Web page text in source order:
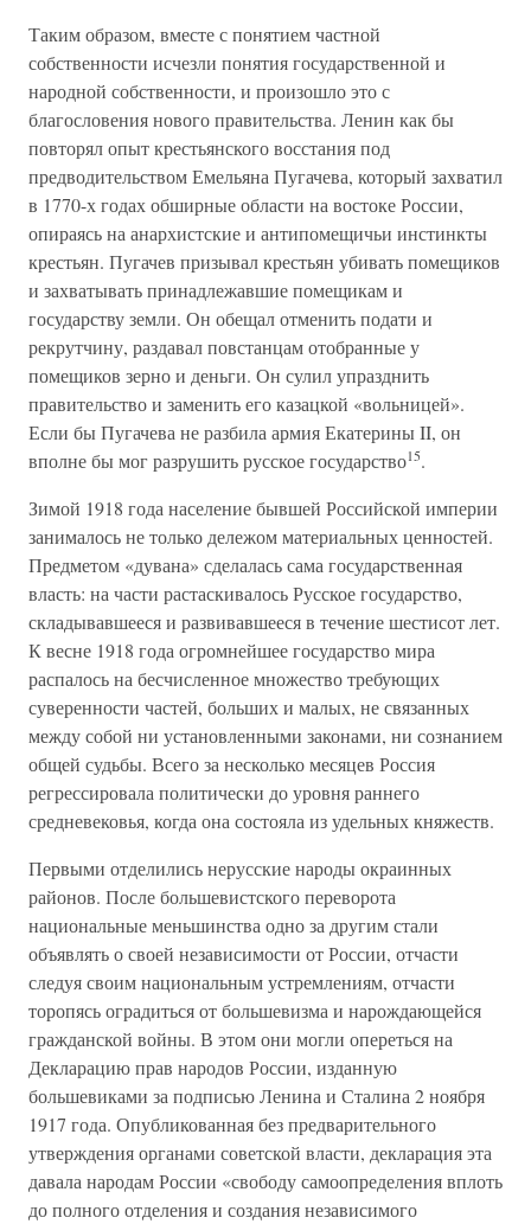
Таким образом, вместе с понятием частной
собственности исчезли понятия государственной и
народной собственности, и произошло это с
благословения нового правительства. Ленин как бы
повторял опыт крестьянского восстания под
предводительством Емельяна Пугачева, который захватил
в 1770-х годах обширные области на востоке России,
опираясь на анархистские и антипомещичьи инстинкты
крестьян. Пугачев призывал крестьян убивать помещиков
и захватывать принадлежавшие помещикам и
государству земли. Он обещал отменить подати и
рекрутчину, раздавал повстанцам отобранные у
помещиков зерно и деньги. Он сулил упразднить
правительство и заменить его казацкой «вольницей».
Если бы Пугачева не разбила армия Екатерины II, он
вполне бы мог разрушить русское государство15.
Зимой 1918 года население бывшей Российской империи
занималось не только дележом материальных ценностей.
Предметом «дувана» сделалась сама государственная
власть: на части растаскивалось Русское государство,
складывавшееся и развивавшееся в течение шестисот лет.
К весне 1918 года огромнейшее государство мира
распалось на бесчисленное множество требующих
суверенности частей, больших и малых, не связанных
между собой ни установленными законами, ни сознанием
общей судьбы. Всего за несколько месяцев Россия
регрессировала политически до уровня раннего
средневековья, когда она состояла из удельных княжеств.
Первыми отделились нерусские народы окраинных
районов. После большевистского переворота
национальные меньшинства одно за другим стали
объявлять о своей независимости от России, отчасти
следуя своим национальным устремлениям, отчасти
торопясь оградиться от большевизма и нарождающейся
гражданской войны. В этом они могли опереться на
Декларацию прав народов России, изданную
большевиками за подписью Ленина и Сталина 2 ноября
1917 года. Опубликованная без предварительного
утверждения органами советской власти, декларация эта
давала народам России «свободу самоопределения вплоть
до полного отделения и создания независимого